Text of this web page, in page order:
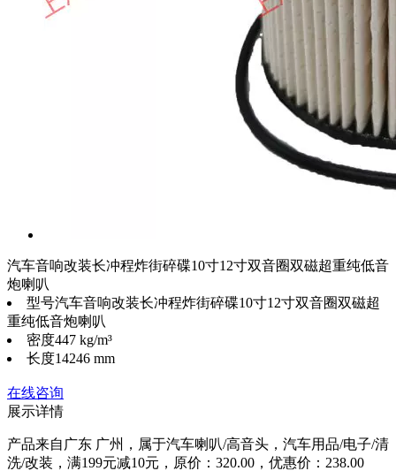
汽车音响改装长冲程炸街碎碟10寸12寸双音圈双磁超重纯低音
炮喇叭
型号汽车音响改装长冲程炸街碎碟10寸12寸双音圈双磁超
重纯低音炮喇叭
密度447 kg/m³
长度14246 mm
在线咨询
展示详情
产品来自广东 广州，属于汽车喇叭/高音头，汽车用品/电子/清
洗/改装，满199元减10元，原价：320.00，优惠价：238.00